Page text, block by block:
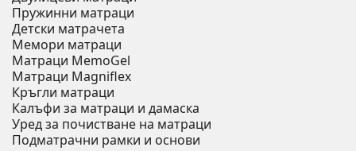
Пружинни матраци
Детски матрачета
Мемори матраци
Mатраци MemoGel
Матраци Мagniflex
Кръгли матраци
Калъфи за матраци и дамаска
Уред за почистване на матраци
Подматрачни рамки и основи